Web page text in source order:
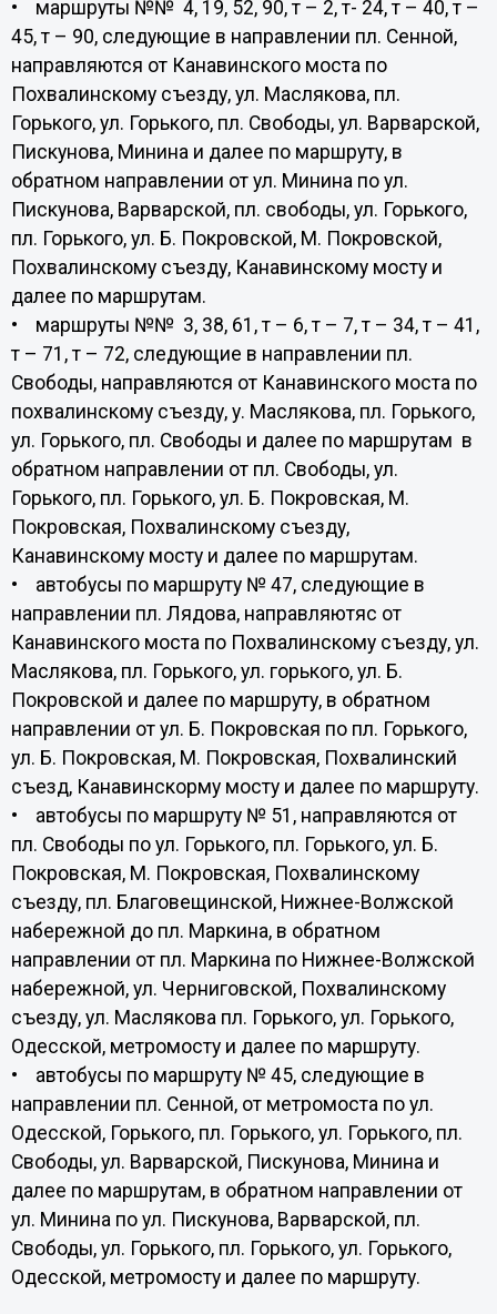
• маршруты №№ 4, 19, 52, 90, т – 2, т- 24, т – 40, т –
45, т – 90, следующие в направлении пл. Сенной,
направляются от Канавинского моста по
Похвалинскому съезду, ул. Маслякова, пл.
Горького, ул. Горького, пл. Свободы, ул. Варварской,
Пискунова, Минина и далее по маршруту, в
обратном направлении от ул. Минина по ул.
Пискунова, Варварской, пл. свободы, ул. Горького,
пл. Горького, ул. Б. Покровской, М. Покровской,
Похвалинскому съезду, Канавинскому мосту и
далее по маршрутам.
• маршруты №№ 3, 38, 61, т – 6, т – 7, т – 34, т – 41,
т – 71, т – 72, следующие в направлении пл.
Свободы, направляются от Канавинского моста по
похвалинскому съезду, у. Маслякова, пл. Горького,
ул. Горького, пл. Свободы и далее по маршрутам в
обратном направлении от пл. Свободы, ул.
Горького, пл. Горького, ул. Б. Покровская, М.
Покровская, Похвалинскому съезду,
Канавинскому мосту и далее по маршрутам.
• автобусы по маршруту № 47, следующие в
направлении пл. Лядова, направляютяс от
Канавинского моста по Похвалинскому съезду, ул.
Маслякова, пл. Горького, ул. горького, ул. Б.
Покровской и далее по маршруту, в обратном
направлении от ул. Б. Покровская по пл. Горького,
ул. Б. Покровская, М. Покровская, Похвалинский
съезд, Канавинскорму мосту и далее по маршруту.
• автобусы по маршруту № 51, направляются от
пл. Свободы по ул. Горького, пл. Горького, ул. Б.
Покровская, М. Покровская, Похвалинскому
съезду, пл. Благовещинской, Нижнее-Волжской
набережной до пл. Маркина, в обратном
направлении от пл. Маркина по Нижнее-Волжской
набережной, ул. Черниговской, Похвалинскому
съезду, ул. Маслякова пл. Горького, ул. Горького,
Одесской, метромосту и далее по маршруту.
• автобусы по маршруту № 45, следующие в
направлении пл. Сенной, от метромоста по ул.
Одесской, Горького, пл. Горького, ул. Горького, пл.
Свободы, ул. Варварской, Пискунова, Минина и
далее по маршрутам, в обратном направлении от
ул. Минина по ул. Пискунова, Варварской, пл.
Свободы, ул. Горького, пл. Горького, ул. Горького,
Одесской, метромосту и далее по маршруту.